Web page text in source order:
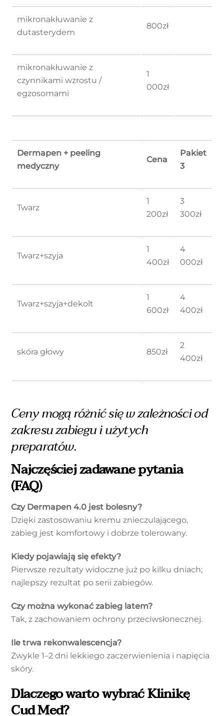
mikronakłuwanie z
dutasterydem
800zł
mikronakłuwanie z
czynnikami wzrostu /
egzosomami
1
000zł
Dermapen + peeling
medyczny
Cena
Pakiet
3
Twarz
1
200zł
3
300zł
Twarz+szyja
1
400zł
4
000zł
Twarz+szyja+dekolt
1
600zł
4
400zł
skóra głowy 850zł
2
400zł
Ceny mogą różnić się w zależności od
zakresu zabiegu i użytych
preparatów.
Najczęściej zadawane pytania
(FAQ)
Czy Dermapen 4.0 jest bolesny?
Dzięki zastosowaniu kremu znieczulającego,
zabieg jest komfortowy i dobrze tolerowany.
Kiedy pojawiają się efekty?
Pierwsze rezultaty widoczne już po kilku dniach;
najlepszy rezultat po serii zabiegów.
Czy można wykonać zabieg latem?
Tak, z zachowaniem ochrony przeciwsłonecznej.
Ile trwa rekonwalescencja?
Zwykle 1–2 dni lekkiego zaczerwienienia i napięcia
skóry.
Dlaczego warto wybrać Klinikę
Cud Med?